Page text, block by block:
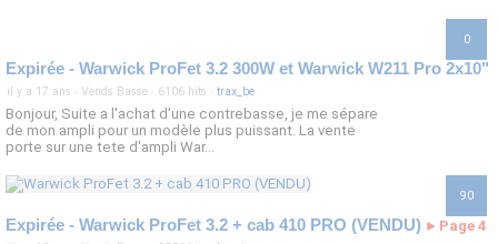
0
Expirée - Warwick ProFet 3.2 300W et Warwick W211 Pro 2x10"
il y a 17 ans · Vends Basse · 6106 hits · trax_be
Bonjour, Suite a l'achat d'une contrebasse, je me sépare
de mon ampli pour un modèle plus puissant. La vente
porte sur une tete d'ampli War...
90
Expirée - Warwick ProFet 3.2 + cab 410 PRO (VENDU) ► Page 4